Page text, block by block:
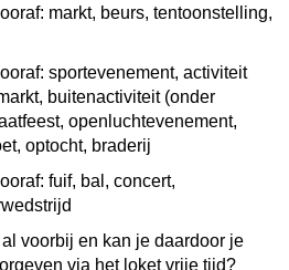
markt, beurs, tentoonstelling,
sportevenement, activiteit
buitenactiviteit (onder
openluchtevenement,
optocht, braderij
fuif, bal, concert,
voorbij en kan je daardoor je
via het loket vrije tijd?